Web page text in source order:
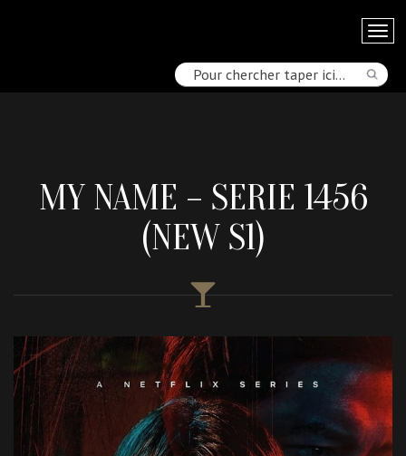
MY NAME – SERIE 1456
(NEW S1)